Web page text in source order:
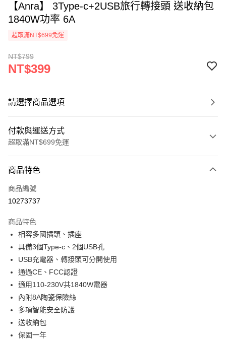
【Anra】 3Type-c+2USB旅行轉接頭 送收納包
1840W功率 6A
超取滿NT$699免運
NT$799
NT$399
請選擇商品選項
付款與運送方式
超取滿NT$699免運
信用卡一次付款
信用卡分期付款
合作金庫商業銀行
華南商業銀行
上海商業儲蓄銀行
國泰世華商業銀行
臺灣中小企業銀行
匯豐（台灣）商業銀行
聯邦商業銀行
元大商業銀行
玉山商業銀行
台新國際商業銀行
台灣樂天信用卡公司
超商取貨付款
LINE Pay
Apple Pay
街口支付
Google Pay
商品特色
商品編號
10273737
商品特色
相容多國插頭、插座
具備3個Type-c、2個USB孔
USB充電器、轉接頭可分開使用
通過CE、FCC認證
適用110-230V共1840W電器
內附8A陶瓷保險絲
多項智能安全防護
送收納包
保固一年